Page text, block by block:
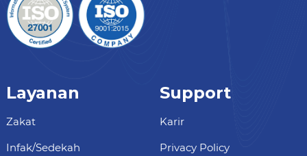
Layanan
Zakat
Infak/Sedekah
Support
Karir
Privacy Policy